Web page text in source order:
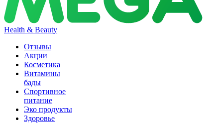
Health & Beauty
Отзывы
Акции
Косметика
Витамины
бады
Спортивное
питание
Эко продукты
Здоровье